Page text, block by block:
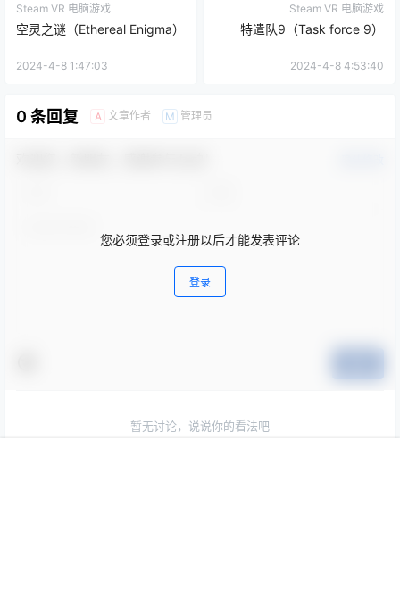
Steam VR 电脑游戏
空灵之谜（Ethereal Enigma）
2024-4-8 1:47:03
Steam VR 电脑游戏
特遣队9（Task force 9）
2024-4-8 4:53:40
0 条回复 A 文章作者 M 管理员
您必须登录或注册以后才能发表评论
登录
暂无讨论，说说你的看法吧